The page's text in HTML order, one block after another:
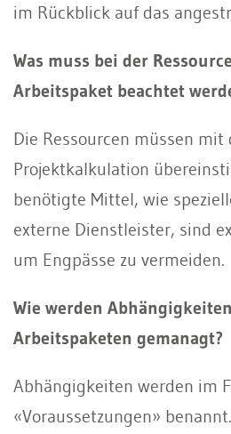
im Rückblick auf das
Was muss bei der
Arbeitspaket beachtet
Die Ressourcen müssen mit
Projektkalkulation
benötigte Mittel, wie
externe Dienstleister, sind
um Engpässe zu vermeiden.
Wie werden
Arbeitspaketen gemanagt?
Abhängigkeiten werden im
«Voraussetzungen»